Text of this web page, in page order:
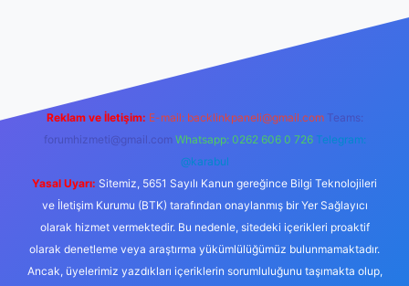
Reklam ve İletişim: E-mail: backlinkpaneli@gmail.com Teams:
forumhizmeti@gmail.com Whatsapp: 0262 606 0 726 Telegram:
@karabul
Yasal Uyarı: Sitemiz, 5651 Sayılı Kanun gereğince Bilgi Teknolojileri
ve İletişim Kurumu (BTK) tarafından onaylanmış bir Yer Sağlayıcı
olarak hizmet vermektedir. Bu nedenle, sitedeki içerikleri proaktif
olarak denetleme veya araştırma yükümlülüğümüz bulunmamaktadır.
Ancak, üyelerimiz yazdıkları içeriklerin sorumluluğunu taşımakta olup,